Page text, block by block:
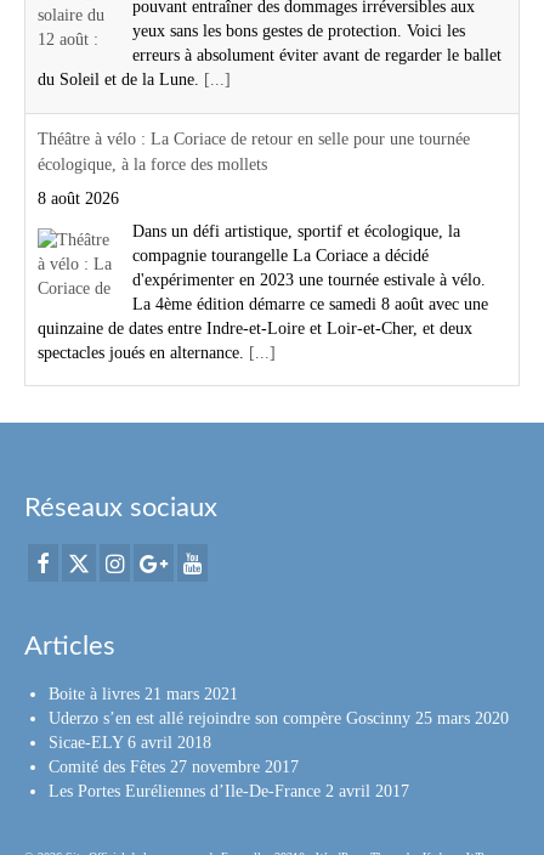
pouvant entraîner des dommages irréversibles aux
yeux sans les bons gestes de protection. Voici les
erreurs à absolument éviter avant de regarder le ballet
du Soleil et de la Lune. [...]
Théâtre à vélo : La Coriace de retour en selle pour une tournée
écologique, à la force des mollets
8 août 2026
Dans un défi artistique, sportif et écologique, la
compagnie tourangelle La Coriace a décidé
d'expérimenter en 2023 une tournée estivale à vélo.
La 4ème édition démarre ce samedi 8 août avec une
quinzaine de dates entre Indre-et-Loire et Loir-et-Cher, et deux
spectacles joués en alternance. [...]
Réseaux sociaux
Articles
Boite à livres 21 mars 2021
Uderzo s’en est allé rejoindre son compère Goscinny 25 mars 2020
Sicae-ELY 6 avril 2018
Comité des Fêtes 27 novembre 2017
Les Portes Euréliennes d’Ile-De-France 2 avril 2017